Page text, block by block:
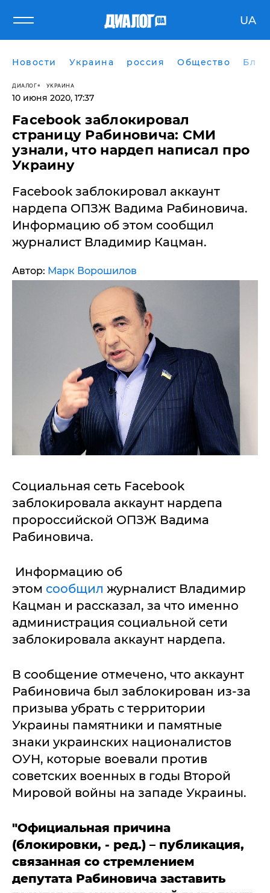
UA
Новости Украина россия Общество
ДИАЛОГ УКРАИНА
10 июня 2020, 17:37
Facebook заблокировал
страницу Рабиновича: СМИ
узнали, что нардеп написал про
Украину
Facebook заблокировал аккаунт
нардепа ОПЗЖ Вадима Рабиновича.
Информацию об этом сообщил
журналист Владимир Кацман.
Автор: Марк Ворошилов
Социальная сеть Facebook
заблокировала аккаунт нардепа
пророссийской ОПЗЖ Вадима
Рабиновича.
Информацию об
этом сообщил журналист Владимир
Кацман и рассказал, за что именно
администрация социальной сети
заблокировала аккаунт нардепа.
В сообщение отмечено, что аккаунт
Рабиновича был заблокирован из-за
призыва убрать с территории
Украины памятники и памятные
знаки украинских националистов
ОУН, которые воевали против
советских военных в годы Второй
Мировой войны на западе Украины.
"Официальная причина
(блокировки, - ред.) – публикация,
связанная со стремлением
депутата Рабиновича заставить